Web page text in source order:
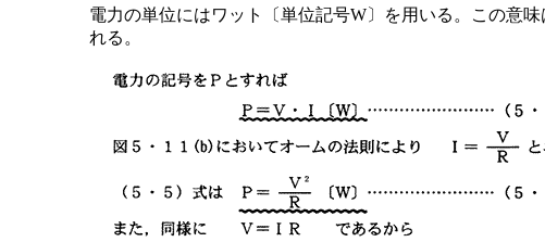
電力の単位にはワット〔単位記号W〕を用いる。この意
れる。